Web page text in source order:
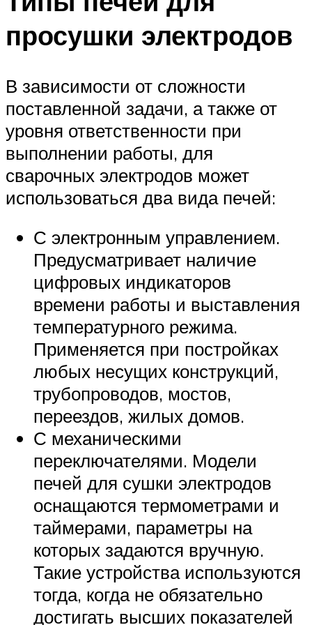
просушки электродов
В зависимости от сложности
поставленной задачи, а также от
уровня ответственности при
выполнении работы, для
сварочных электродов может
использоваться два вида печей:
С электронным управлением.
Предусматривает наличие
цифровых индикаторов
времени работы и выставления
температурного режима.
Применяется при постройках
любых несущих конструкций,
трубопроводов, мостов,
переездов, жилых домов.
С механическими
переключателями. Модели
печей для сушки электродов
оснащаются термометрами и
таймерами, параметры на
которых задаются вручную.
Такие устройства используются
тогда, когда не обязательно
достигать высших показателей